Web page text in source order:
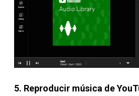
5. Reproducir música de